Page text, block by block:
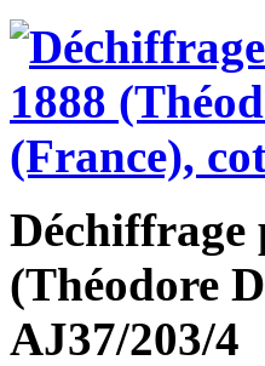
Déchiffrage
(Théodore
AJ37/203/4